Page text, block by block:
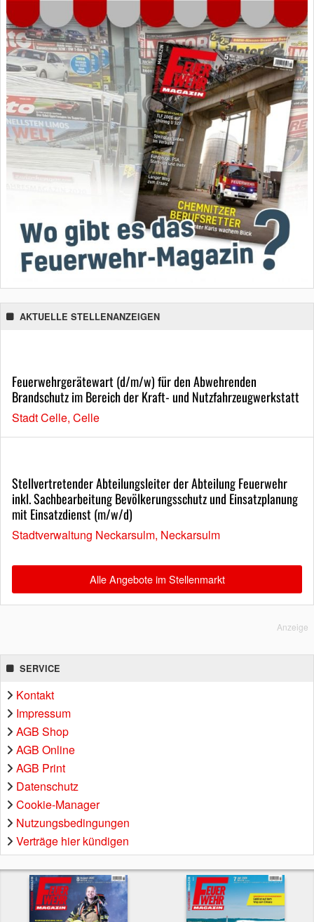
AKTUELLE STELLENANZEIGEN
Feuerwehrgerätewart (d/m/w) für den Abwehrenden
Brandschutz im Bereich der Kraft- und Nutzfahrzeugwerkstatt
Stadt Celle, Celle
Stellvertretender Abteilungsleiter der Abteilung Feuerwehr
inkl. Sachbearbeitung Bevölkerungsschutz und Einsatzplanung
mit Einsatzdienst (m/w/d)
Stadtverwaltung Neckarsulm, Neckarsulm
Alle Angebote im Stellenmarkt
Anzeige
SERVICE
Kontakt
Impressum
AGB Shop
AGB Online
AGB Print
Datenschutz
Cookie-Manager
Nutzungsbedingungen
Verträge hier kündigen